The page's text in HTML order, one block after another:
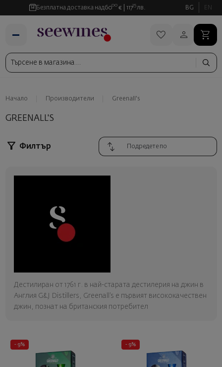
Безплатна доставка над6000 € 11735 лв. BG EN
Начало Производители Greenall's
GREENALL'S
Филтър
Дестилиран от 1761 г. в най-старата дестилерия на джин в
Англия G&J Distillers, Greenall’s е първият висококачествен
джин, познат на британския потребител
- 9% - 9%